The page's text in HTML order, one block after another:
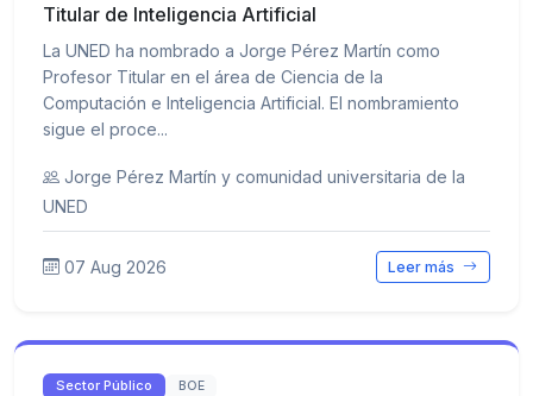
Titular de Inteligencia Artificial
La UNED ha nombrado a Jorge Pérez Martín como
Profesor Titular en el área de Ciencia de la
Computación e Inteligencia Artificial. El nombramiento
sigue el proce...
Jorge Pérez Martín y comunidad universitaria de la
UNED
07 Aug 2026 Leer más
Sector Público BOE